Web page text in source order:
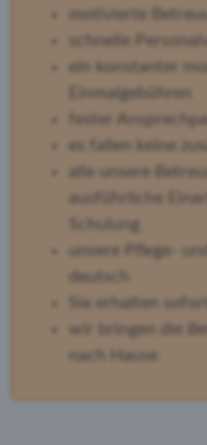
motivierte
schnelle
ein konstanter
Einmalgebühren
fester
es fallen keine
alle unsere
ausführliche
Schulung
unsere Pflege-
deutsch
Sie erhalten
wir bringen die
nach Hause